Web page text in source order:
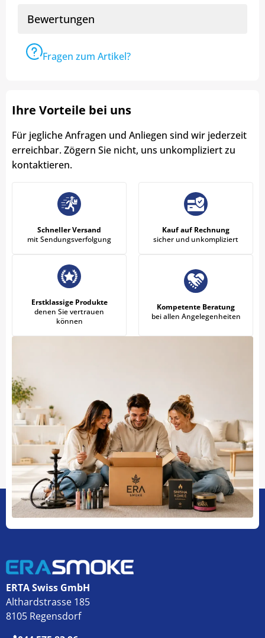
Bewertungen
Fragen zum Artikel?
Ihre Vorteile bei uns
Für jegliche Anfragen und Anliegen sind wir jederzeit
erreichbar. Zögern Sie nicht, uns unkompliziert zu
kontaktieren.
Schneller Versand
mit Sendungsverfolgung
Kauf auf Rechnung
sicher und unkompliziert
Erstklassige Produkte
denen Sie vertrauen
können
Kompetente Beratung
bei allen Angelegenheiten
ERTA Swiss GmbH
Althardstrasse 185
8105 Regensdorf